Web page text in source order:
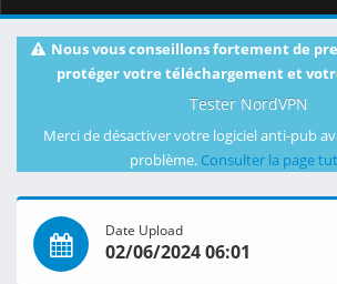
Nous vous conseillons fortement de
protéger votre téléchargement et
Tester NordVPN
Merci de désactiver votre logiciel anti-pub
problème. Consulter la page
Date Upload
02/06/2024 06:01